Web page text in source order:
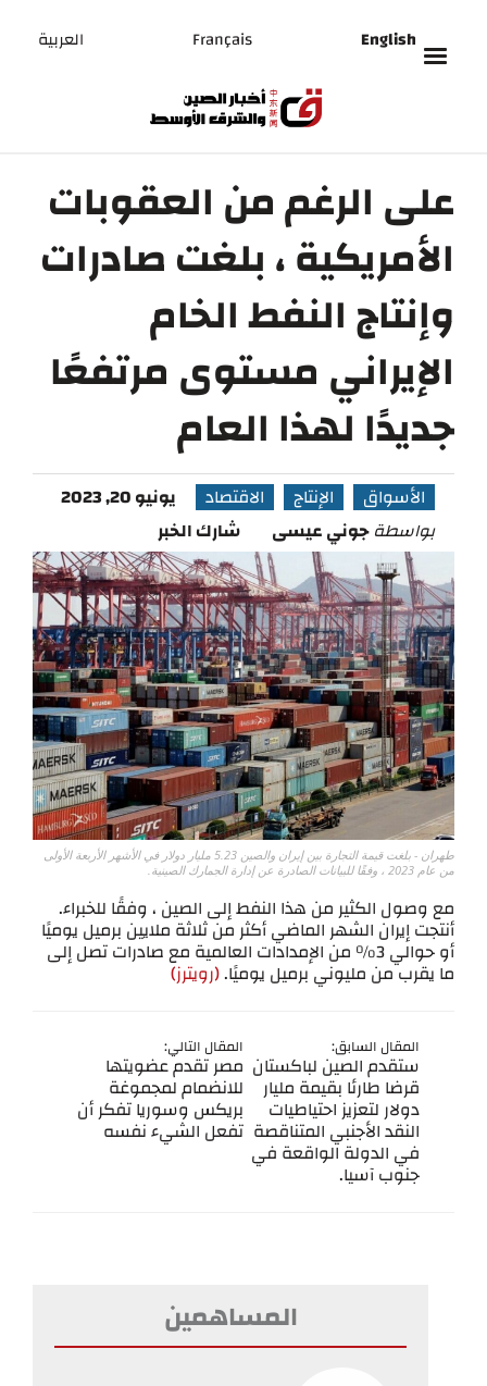
English
Français العربية
على الرغم من العقوبات
الأمريكية ، بلغت صادرات
وإنتاج النفط الخام
الإيراني مستوى مرتفعًا
جديدًا لهذا العام
الأسواق الإنتاج الاقتصاد
يونيو 20, 2023
بواسطةجوني عيسى شارك الخبر
طهران - بلغت قيمة التجارة بين إيران والصين 5.23 مليار دولار في الأشهر الأربعة الأولى
من عام 2023 ، وفقًا للبيانات الصادرة عن إدارة الجمارك الصينية.
مع وصول الكثير من هذا النفط إلى الصين ، وفقًا للخبراء.
أنتجت إيران الشهر الماضي أكثر من ثلاثة ملايين برميل يوميًا
أو حوالي 3٪ من الإمدادات العالمية مع صادرات تصل إلى
ما يقرب من مليوني برميل يوميًا.(رويترز)
المقال السابق:
ستقدم الصين لباكستان
قرضا طارئا بقيمة مليار
دولار لتعزيز احتياطيات
النقد الأجنبي المتناقصة
في الدولة الواقعة في
جنوب آسيا.
المقال التالي:
مصر تقدم عضويتها
للانضمام لمجموغة
بريكس وسوريا تفكر أن
تفعل الشيء نفسه
المساهمين